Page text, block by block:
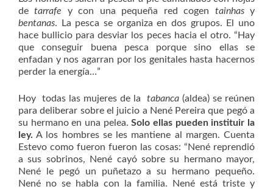
detarrafe y con una pequeña red cogen tainhasy
bentanas. La pesca se organiza en dos grupos. El uno
hace bullicio para desviar los peces hacia el otro. “Hay
que conseguir buena pesca porque sino ellas se
enfadan y nos agarran por los genitales hasta hacernos
perder la energía…”
Hoy todas las mujeres de la tabanca (aldea) se reúnen
para deliberar sobre el juicio a Nené Pereira que pegó a
su hermano en una pelea.Solo ellas pueden instituir la
ley. A los hombres se les mantiene al margen. Cuenta
Estevo como fueron fueron las cosas: “Nené reprendió
a sus sobrinos, Nené cayó sobre su hermano mayor,
Nené le pegó un puñetazo a su hermano pequeño.
Nené no se habla con la familia. Nené está triste y